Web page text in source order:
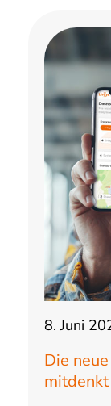
8. Juni
Die
mitdenkt